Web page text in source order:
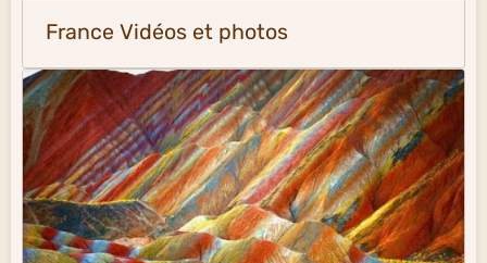
France Vidéos et photos